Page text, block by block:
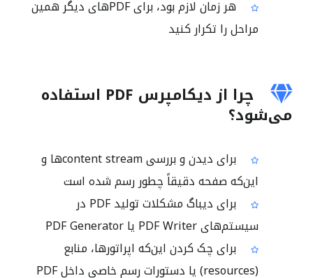
هر زمان لازم بود، برای PDFهای دیگر همین
مراحل را تکرار کنید
چرا از دیکامپرس PDF استفاده
می‌شود؟
برای دیدن و بررسی content streamها و
این‌که صفحه دقیقاً چطور رسم شده است
برای دیباگ مشکلات تولید PDF در
سیستم‌های PDF Writer یا PDF Generator
برای چک کردن این‌که اپراتورها، منابع
(resources) یا دستورات رسم خاصی داخل PDF